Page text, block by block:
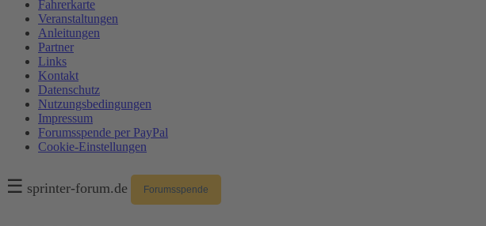
Fahrerkarte
Veranstaltungen
Anleitungen
Partner
Links
Kontakt
Datenschutz
Nutzungsbedingungen
Impressum
Forumsspende per PayPal
Cookie-Einstellungen
☰ sprinter-forum.de Forumsspende